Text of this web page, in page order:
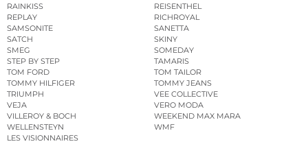
RAINKISS
REISENTHEL
REPLAY
RICHROYAL
SAMSONITE
SANETTA
SATCH
SKINY
SMEG
SOMEDAY
STEP BY STEP
TAMARIS
TOM FORD
TOM TAILOR
TOMMY HILFIGER
TOMMY JEANS
TRIUMPH
VEE COLLECTIVE
VEJA
VERO MODA
VILLEROY & BOCH
WEEKEND MAX MARA
WELLENSTEYN
WMF
LES VISIONNAIRES